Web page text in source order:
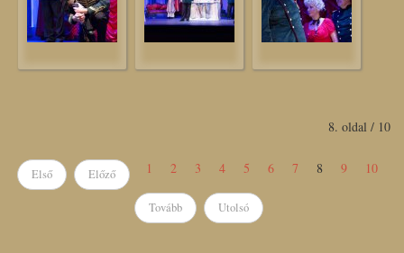
8. oldal / 10
Első Előző 1 2 3 4 5 6 7 8 9 10
Tovább Utolsó